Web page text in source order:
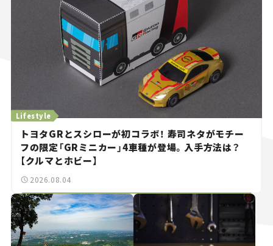
トヨタGRとスシローが初コラボ！ 寿司ネタがモチー
フの限定「GRミニカー」4車種が登場。入手方法は？
【クルマとホビー】
Lifestyle
2026.08.04